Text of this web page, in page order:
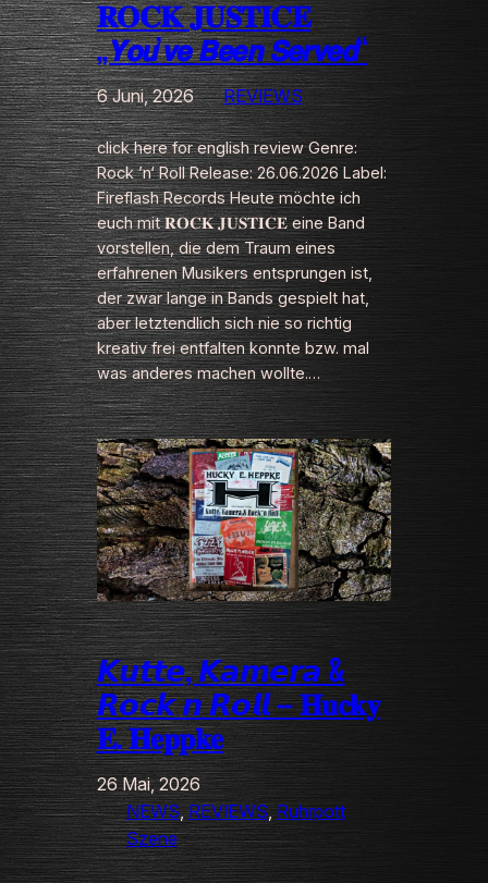
𝐑𝐎𝐂𝐊 𝐉𝐔𝐒𝐓𝐈𝐂𝐄
„𝙔𝙤𝙪’𝙫𝙚 𝘽𝙚𝙚𝙣 𝙎𝙚𝙧𝙫𝙚𝙙“
6 Juni, 2026 REVIEWS
click here for english review Genre:
Rock ’n‘ Roll Release: 26.06.2026 Label:
Fireflash Records Heute möchte ich
euch mit 𝐑𝐎𝐂𝐊 𝐉𝐔𝐒𝐓𝐈𝐂𝐄 eine Band
vorstellen, die dem Traum eines
erfahrenen Musikers entsprungen ist,
der zwar lange in Bands gespielt hat,
aber letztendlich sich nie so richtig
kreativ frei entfalten konnte bzw. mal
was anderes machen wollte.…
𝙆𝙪𝙩𝙩𝙚, 𝙆𝙖𝙢𝙚𝙧𝙖 &
𝙍𝙤𝙘𝙠 𝙣 𝙍𝙤𝙡𝙡 – 𝐇𝐮𝐜𝐤𝐲
𝐄. 𝐇𝐞𝐩𝐩𝐤𝐞
26 Mai, 2026
NEWS, REVIEWS, Ruhrpott
Szene